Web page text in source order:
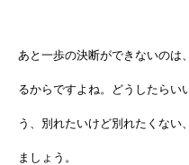
あと一歩の決断ができないのは
るからですよね。どうしたらい
う、別れたいけど別れたくない
ましょう。